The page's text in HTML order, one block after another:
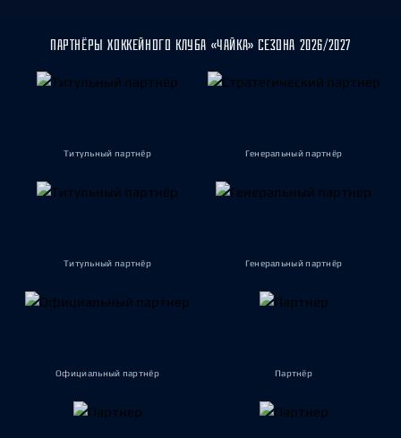
ПАРТНЁРЫ ХОККЕЙНОГО КЛУБА «ЧАЙКА» СЕЗОНА 2026/2027
Титульный партнёр Генеральный партнёр
Титульный партнёр Генеральный партнёр
Официальный партнёр Партнёр